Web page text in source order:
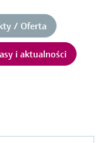
/ Oferta
i aktualności